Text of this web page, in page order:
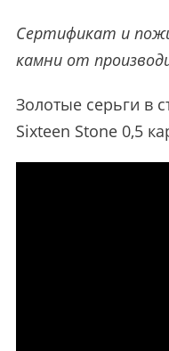
Сертификат и
камни от
Золотые серьги в
Sixteen Stone 0,5